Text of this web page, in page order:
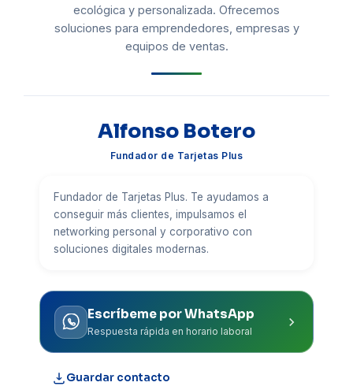
ecológica y personalizada. Ofrecemos
soluciones para emprendedores, empresas y
equipos de ventas.
Alfonso Botero
Fundador de Tarjetas Plus
Fundador de Tarjetas Plus. Te ayudamos a
conseguir más clientes, impulsamos el
networking personal y corporativo con
soluciones digitales modernas.
Escríbeme por WhatsApp
Respuesta rápida en horario laboral
Guardar contacto